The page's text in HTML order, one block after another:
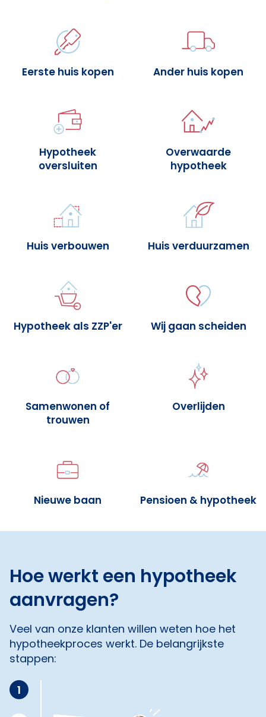
Eerste huis kopen Ander huis kopen
Hypotheek
oversluiten
Overwaarde
hypotheek
Huis verbouwen Huis verduurzamen
Hypotheek als ZZP'er Wij gaan scheiden
Samenwonen of
trouwen
Overlijden
Nieuwe baan Pensioen & hypotheek
Hoe werkt een hypotheek
aanvragen?
Veel van onze klanten willen weten hoe het
hypotheekproces werkt. De belangrijkste
stappen:
1